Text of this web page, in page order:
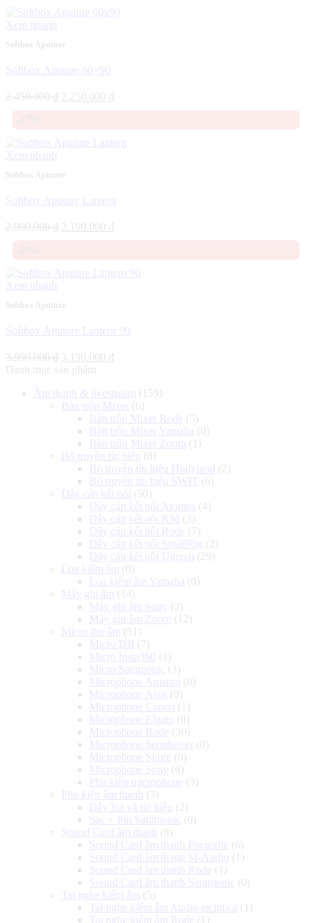
1.990.000 ₫.
Xem nhanh
Softbox Aputure
Softbox Aputure 60×90
2.450.000₫ 2.250.000 ₫
2.250.000 ₫.
Xem nhanh
Softbox Aputure
Softbox Aputure Lantern
2.990.000₫
Giá
2.190.000 ₫
2.190.000 ₫.
Xem nhanh
Softbox Aputure
Softbox Aputure Lantern 90
3.990.000₫ Giá
gốc
3.990.000 ₫.
3.190.000 ₫
là:
3.190.000 ₫.
Danh mục sản phẩm
Âm thanh & livestream (159)
Bàn trộn Mixer
(6)
Bàn trộn Mixer Rode (5)
Bàn trộn Mixer Yamaha (0)
Bàn trộn Mixer Zoom (1)
Bộ truyền tín hiệu
(8)
Bộ truyền tín hiệu Hollyland
(2)
Bộ truyền tín hiệu SWIT (6)
Dây cáp kết nối (50)
Dây cáp kết nối Atomos (4)
Dây cáp kết nối KM (3)
Dây cáp kết nối Rode (7)
Dây cáp kết nối SmallRig (2)
Dây cáp kết nối Ugreen
(29)
Loa kiểm âm (0)
Loa kiểm âm Yamaha (0)
Máy ghi âm (14)
Máy ghi âm Sony (2)
Máy ghi âm Zoom (12)
Micro thu âm (51)
Micro DJI (7)
Micro Insta360 (1)
Micro Saramonic (3)
Microphone Amaran
(0)
Microphone Asus (0)
Microphone Canon
(1)
Microphone Elgato (0)
Microphone Rode (30)
Microphone Sennheiser
(0)
Microphone Shure (0)
Microphone Sony (6)
Phụ kiện microphone (3)
Phụ kiện âm thanh
(3)
Dây loa và tín hiệu
(2)
Sạc + Pin Saramonic (0)
Sound Card âm thanh
(8)
Sound Card âm thanh Focusrite (6)
Sound Card âm thanh M-Audio (1)
Sound Card âm thanh Rode (1)
Sound Card âm thanh Saramonic (0)
Tai nghe kiểm âm (5)
Tai nghe kiểm âm Audio-technica (1)
Tai nghe kiểm âm Rode (1)